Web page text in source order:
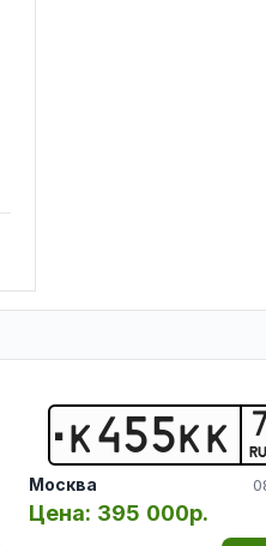
К 455К К
Москва
Цена: 395 000р.